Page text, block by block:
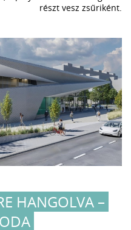
részt vesz zsűriként.
HANGOLVA –